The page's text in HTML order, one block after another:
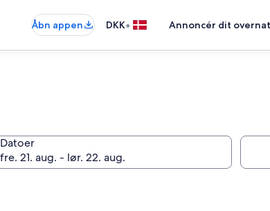
Åbn appen DKK• Annoncér dit
Datoer